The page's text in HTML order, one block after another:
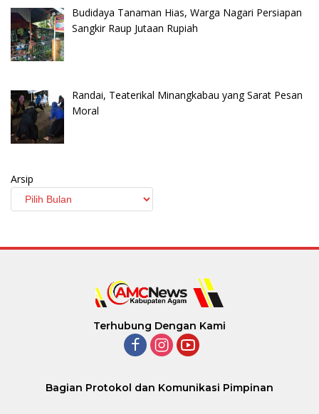
Budidaya Tanaman Hias, Warga Nagari Persiapan
Sangkir Raup Jutaan Rupiah
Randai, Teaterikal Minangkabau yang Sarat Pesan
Moral
Arsip
Terhubung Dengan Kami
Bagian Protokol dan Komunikasi Pimpinan